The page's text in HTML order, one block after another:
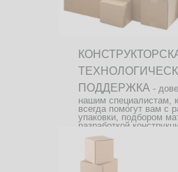
ПОДДЕРЖКА -
нашим специалистам,
всегда помогут вам с
упаковки, подбором
разработкой